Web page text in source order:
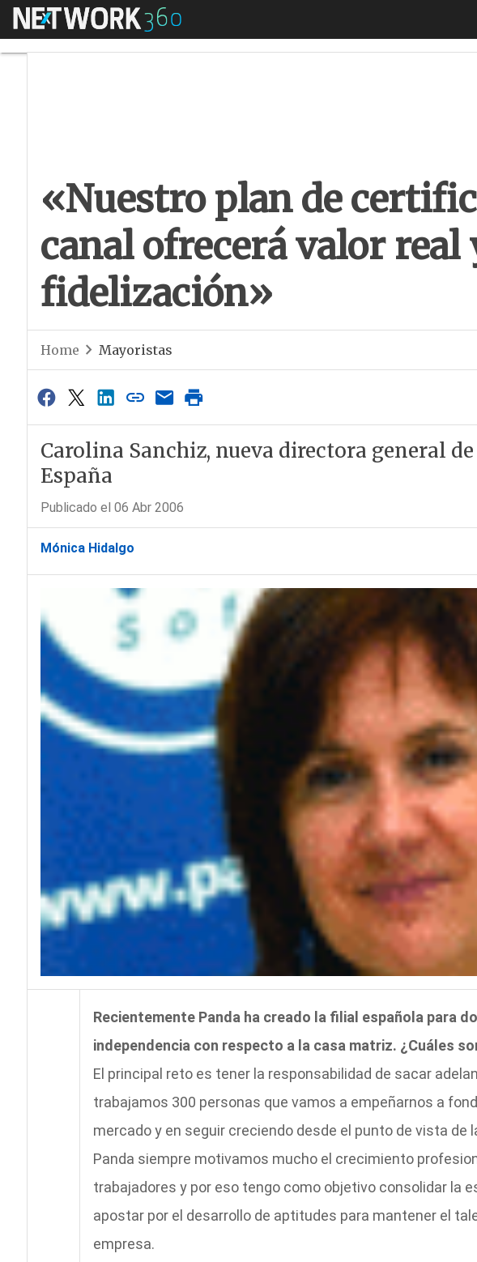
Menú «Nuestro plan de certificación de
«Nuestro plan de
canal ofrecerá valor real
fidelización»
Home Mayoristas
Carolina Sanchiz, nueva directora general
España
Publicado el 06 Abr 2006
Mónica Hidalgo
Recientemente Panda ha creado la filial española para
independencia con respecto a la casa matriz. ¿Cuáles
El principal reto es tener la responsabilidad de sacar
trabajamos 300 personas que vamos a empeñarnos a
mercado y en seguir creciendo desde el punto de vista de
Panda siempre motivamos mucho el crecimiento
trabajadores y por eso tengo como objetivo consolidar la
apostar por el desarrollo de aptitudes para mantener el
empresa.